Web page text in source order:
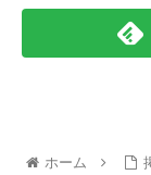
ホーム